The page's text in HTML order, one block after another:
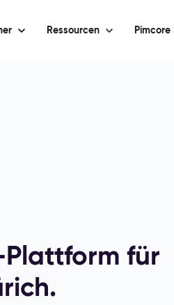
Ressourcen Pimcore
für